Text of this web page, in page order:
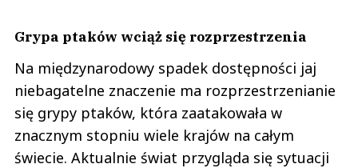
Grypa ptaków wciąż się rozprzestrzenia
Na międzynarodowy spadek dostępności jaj
niebagatelne znaczenie ma rozprzestrzenianie
się grypy ptaków, która zaatakowała w
znacznym stopniu wiele krajów na całym
świecie. Aktualnie świat przygląda się sytuacji